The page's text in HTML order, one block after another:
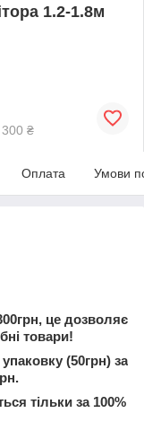
1.2-1.8м
₴
Оплата Умови
це дозволяє
товари!
(50грн) за
тільки за 100%